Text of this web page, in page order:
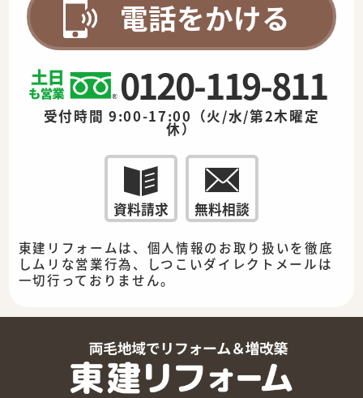
電話をかける
0120-119-811
受付時間 9:00-17:00（火/水/第2木曜定
休）
資料請求 無料相談
東建リフォームは、個人情報のお取り扱いを徹底
しムリな営業行為、しつこいダイレクトメールは
一切行っておりません。